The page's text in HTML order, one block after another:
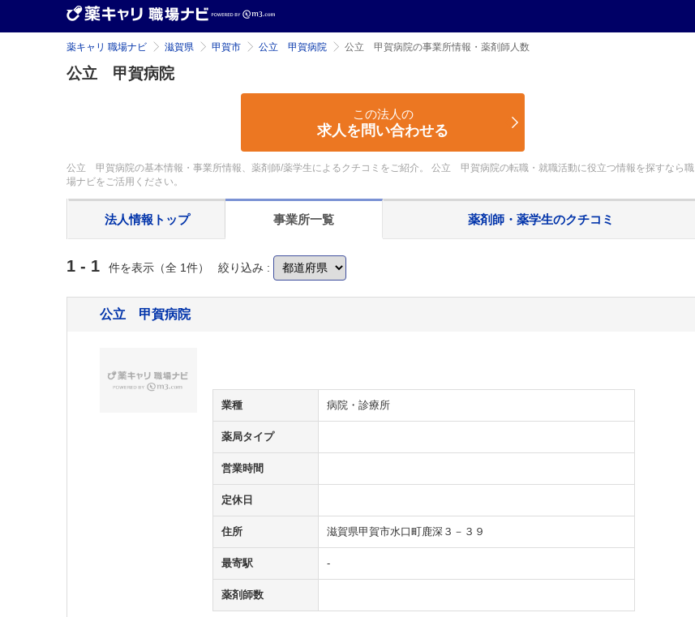
薬キャリ 職場ナビ 滋賀県 甲賀市 公立 甲賀病院 公立 甲賀病院の事業所情報・薬剤師人数
公立 甲賀病院
この法人の
求人を問い合わせる
公立 甲賀病院の基本情報・事業所情報、薬剤師/薬学生によるクチコミをご紹介。 公立 甲賀病院の転職・就職活動に役立つ情報を探すなら職
場ナビをご活用ください。
法人情報 トップ 事業所一覧 薬剤師・薬学生のクチコミ
1 - 1 件を表示（全 1件） 絞り込み :
公立 甲賀病院
業種 病院・診療所
薬局タイプ
営業時間
定休日
住所 滋賀県甲賀市水口町鹿深３－３９
最寄駅 -
薬剤師数